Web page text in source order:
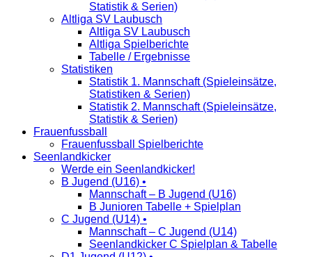
Statistik & Serien)
Altliga SV Laubusch
Altliga SV Laubusch
Altliga Spielberichte
Tabelle / Ergebnisse
Statistiken
Statistik 1. Mannschaft (Spieleinsätze,
Statistiken & Serien)
Statistik 2. Mannschaft (Spieleinsätze,
Statistik & Serien)
Frauenfussball
Frauenfussball Spielberichte
Seenlandkicker
Werde ein Seenlandkicker!
B Jugend (U16) •
Mannschaft – B Jugend (U16)
B Junioren Tabelle + Spielplan
C Jugend (U14) •
Mannschaft – C Jugend (U14)
Seenlandkicker C Spielplan & Tabelle